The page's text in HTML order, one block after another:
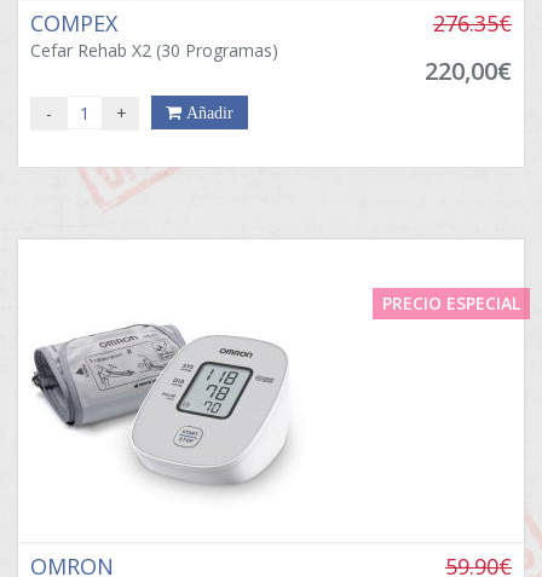
COMPEX
Cefar Rehab X2 (30 Programas)
276.35€
220,00€
- + Añadir
PRECIO ESPECIAL
OMRON 59.90€